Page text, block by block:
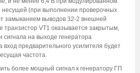
(при выполнении проверочных
замыканием выводов 32-2 внешней
транзистор VT1 оказывается закрытым,
сигнала на выходе генератора
предварительного усилителя будет
частота.
более мощный сигнал к генератору ГП